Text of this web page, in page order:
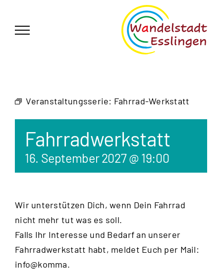
springen
Veranstaltungsserie: Fahrrad-Werkstatt
Fahrradwerkstatt
16. September 2027 @ 19:00
Wir unterstützen Dich, wenn Dein Fahrrad
nicht mehr tut was es soll.
Falls Ihr Interesse und Bedarf an unserer
Fahrradwerkstatt habt, meldet Euch per Mail:
info@komma.